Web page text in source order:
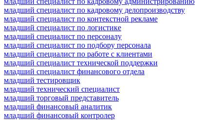
младший специалист по кадровому делопроизводству
младший специалист по контекстной рекламе
младший специалист по логистике
младший специалист по персоналу
младший специалист по подбору персонала
младший специалист по работе с клиентами
младший специалист технической поддержки
младший специалист финансового отдела
младший тестировщик
младший технический специалист
младший торговый представитель
младший финансовый аналитик
младший финансовый контролер